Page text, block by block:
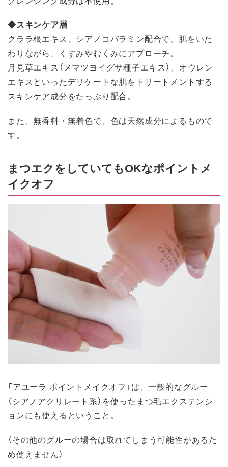
◆スキンケア層
クララ根エキス、シアノコバラミン配合で、肌をいた
わりながら、くすみやむくみにアプローチ。
月見草エキス（メマツヨイグサ種子エキス）、オウレン
エキスといったデリケートな肌をトリートメントする
スキンケア成分をたっぷり配合。
また、無香料・無着色で、色は天然成分によるもので
す。
まつエクをしていてもOKなポイントメ
イクオフ
「アユーラ ポイントメイクオフ」は、一般的なグルー
（シアノアクリレート系）を使ったまつ毛エクステンシ
ョンにも使えるということ。
（その他のグルーの場合は取れてしまう可能性があるた
め使えません）